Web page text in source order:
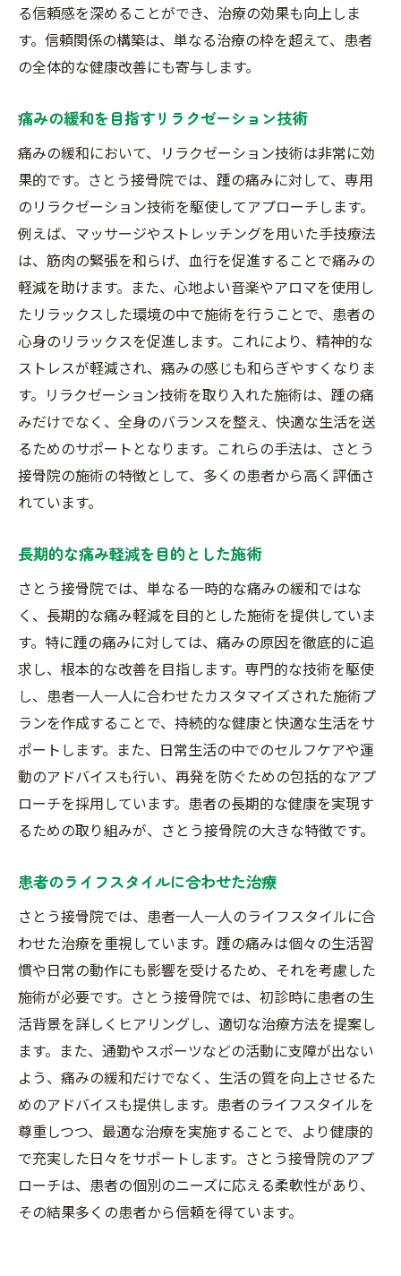
る信頼感を深めることができ、治療の効果も向上しま
す。信頼関係の構築は、単なる治療の枠を超えて、患者
の全体的な健康改善にも寄与します。
痛みの緩和を目指すリラクゼーション技術
痛みの緩和において、リラクゼーション技術は非常に効
果的です。さとう接骨院では、踵の痛みに対して、専用
のリラクゼーション技術を駆使してアプローチします。
例えば、マッサージやストレッチングを用いた手技療法
は、筋肉の緊張を和らげ、血行を促進することで痛みの
軽減を助けます。また、心地よい音楽やアロマを使用し
たリラックスした環境の中で施術を行うことで、患者の
心身のリラックスを促進します。これにより、精神的な
ストレスが軽減され、痛みの感じも和らぎやすくなりま
す。リラクゼーション技術を取り入れた施術は、踵の痛
みだけでなく、全身のバランスを整え、快適な生活を送
るためのサポートとなります。これらの手法は、さとう
接骨院の施術の特徴として、多くの患者から高く評価さ
れています。
長期的な痛み軽減を目的とした施術
さとう接骨院では、単なる一時的な痛みの緩和ではな
く、長期的な痛み軽減を目的とした施術を提供していま
す。特に踵の痛みに対しては、痛みの原因を徹底的に追
求し、根本的な改善を目指します。専門的な技術を駆使
し、患者一人一人に合わせたカスタマイズされた施術プ
ランを作成することで、持続的な健康と快適な生活をサ
ポートします。また、日常生活の中でのセルフケアや運
動のアドバイスも行い、再発を防ぐための包括的なアプ
ローチを採用しています。患者の長期的な健康を実現す
るための取り組みが、さとう接骨院の大きな特徴です。
患者のライフスタイルに合わせた治療
さとう接骨院では、患者一人一人のライフスタイルに合
わせた治療を重視しています。踵の痛みは個々の生活習
慣や日常の動作にも影響を受けるため、それを考慮した
施術が必要です。さとう接骨院では、初診時に患者の生
活背景を詳しくヒアリングし、適切な治療方法を提案し
ます。また、通勤やスポーツなどの活動に支障が出ない
よう、痛みの緩和だけでなく、生活の質を向上させるた
めのアドバイスも提供します。患者のライフスタイルを
尊重しつつ、最適な治療を実施することで、より健康的
で充実した日々をサポートします。さとう接骨院のアプ
ローチは、患者の個別のニーズに応える柔軟性があり、
その結果多くの患者から信頼を得ています。